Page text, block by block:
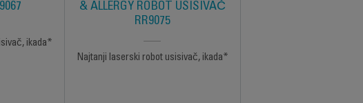
ikada*
& ALLERGY ROBOT USISIVAČ
RR9075
Najtanji laserski robot usisivač, ikada*